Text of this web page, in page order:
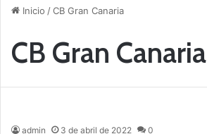
Inicio /CB Gran Canaria
CB Gran Canaria
admin 3 de abril de 2022 0